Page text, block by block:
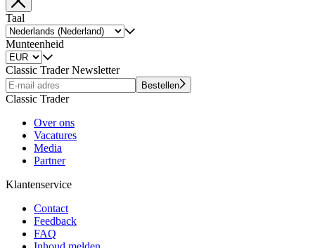
Taal
Munteenheid
Classic Trader Newsletter
Bestellen
Classic Trader
Over ons
Vacatures
Media
Partner
Klantenservice
Contact
Feedback
FAQ